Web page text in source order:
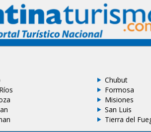
Chubut
Formosa
Misiones
San Luis
Tierra del